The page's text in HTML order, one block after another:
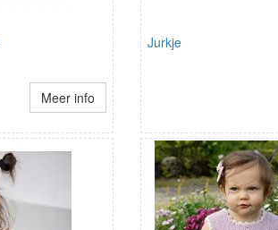
Meer info
Jurkje